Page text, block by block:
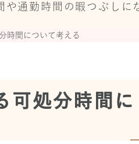
通勤時間の暇つぶしに
時間について考える
可処分時間に